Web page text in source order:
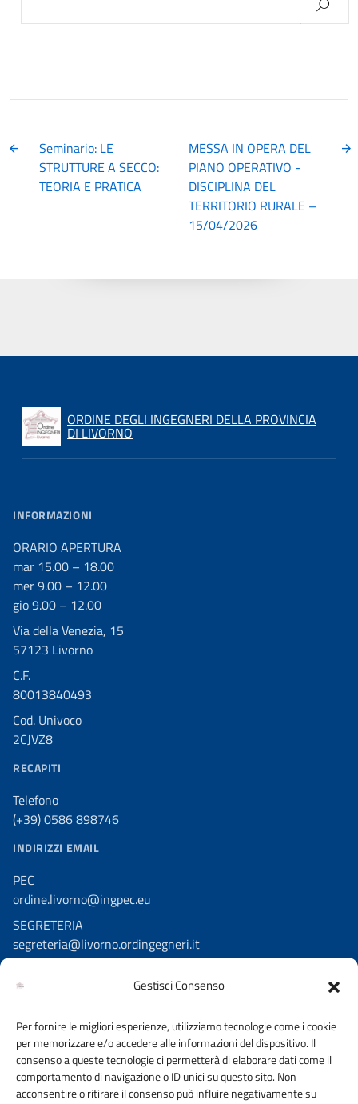
Gestisci Consenso
Per fornire le migliori esperienze, utilizziamo tecnologie come i cookie
per memorizzare e/o accedere alle informazioni del dispositivo. Il
consenso a queste tecnologie ci permetterà di elaborare dati come il
comportamento di navigazione o ID unici su questo sito. Non
acconsentire o ritirare il consenso può influire negativamente su
Seminario: LE
STRUTTURE A SECCO:
TEORIA E PRATICA
MESSA IN OPERA DEL
PIANO OPERATIVO -
DISCIPLINA DEL
TERRITORIO RURALE –
15/04/2026
ORDINE DEGLI INGEGNERI DELLA PROVINCIA
DI LIVORNO
INFORMAZIONI
ORARIO APERTURA
mar 15.00 – 18.00
mer 9.00 – 12.00
gio 9.00 – 12.00
Via della Venezia, 15
57123 Livorno
C.F.
80013840493
Cod. Univoco
2CJVZ8
RECAPITI
Telefono
(+39) 0586 898746
INDIRIZZI EMAIL
PEC
ordine.livorno@ingpec.eu
SEGRETERIA
segreteria@livorno.ordingegneri.it
Facebook
Instagram